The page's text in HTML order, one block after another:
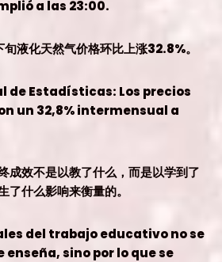
a las 23:00.
液化天然气价格环比上涨32.8%。
de Estadísticas: Los precios
un 32,8% intermensual a
成效不是以教了什么，而是以学到了
了什么影响来衡量的。
del trabajo educativo no se
enseña, sino por lo que se